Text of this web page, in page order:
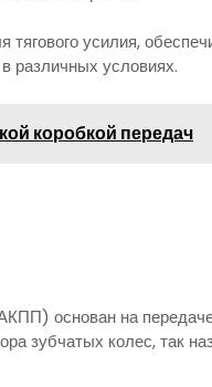
тягового усилия,
различных условиях.
коробкой передач
основан на
зубчатых колес, так